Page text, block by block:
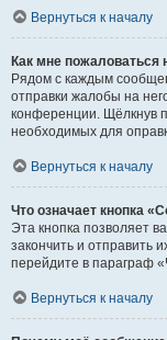
Вернуться к началу
Как мне пожаловаться
Рядом с каждым
отправки жалобы на
конференции. Щёлкнув
необходимых для
Вернуться к началу
Что означает кнопка
Эта кнопка позволяет
закончить и отправить
перейдите в параграф
Вернуться к началу